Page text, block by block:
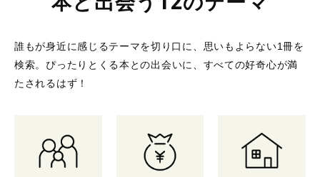
誰もが身近に感じるテーマを切り口に、思いもよらない1冊を
検索。 ぴったりとくる本との出会いに、すべての好奇心が満
たされるはず！